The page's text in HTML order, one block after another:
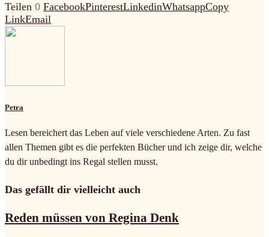
Teilen 0 FacebookPinterestLinkedinWhatsappCopy
LinkEmail
Petra
Lesen bereichert das Leben auf viele verschiedene Arten. Zu fast
allen Themen gibt es die perfekten Bücher und ich zeige dir, welche
du dir unbedingt ins Regal stellen musst.
Das gefällt dir vielleicht auch
Reden müssen von Regina Denk